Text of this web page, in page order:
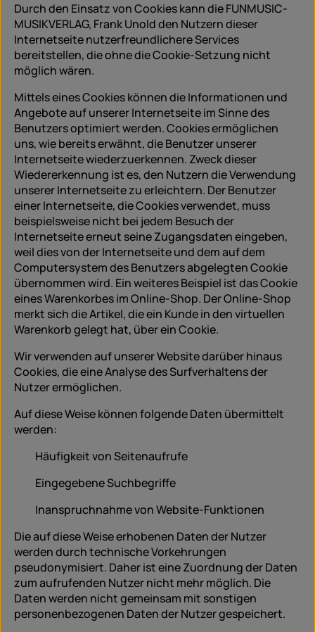
Durch den Einsatz von Cookies kann die FUNMUSIC-
MUSIKVERLAG, Frank Unold den Nutzern dieser
Internetseite nutzerfreundlichere Services
bereitstellen, die ohne die Cookie-Setzung nicht
möglich wären.
Mittels eines Cookies können die Informationen und
Angebote auf unserer Internetseite im Sinne des
Benutzers optimiert werden. Cookies ermöglichen
uns, wie bereits erwähnt, die Benutzer unserer
Internetseite wiederzuerkennen. Zweck dieser
Wiedererkennung ist es, den Nutzern die Verwendung
unserer Internetseite zu erleichtern. Der Benutzer
einer Internetseite, die Cookies verwendet, muss
beispielsweise nicht bei jedem Besuch der
Internetseite erneut seine Zugangsdaten eingeben,
weil dies von der Internetseite und dem auf dem
Computersystem des Benutzers abgelegten Cookie
übernommen wird. Ein weiteres Beispiel ist das Cookie
eines Warenkorbes im Online-Shop. Der Online-Shop
merkt sich die Artikel, die ein Kunde in den virtuellen
Warenkorb gelegt hat, über ein Cookie.
Wir verwenden auf unserer Website darüber hinaus
Cookies, die eine Analyse des Surfverhaltens der
Nutzer ermöglichen.
Auf diese Weise können folgende Daten übermittelt
werden:
Häufigkeit von Seitenaufrufe
Eingegebene Suchbegriffe
Inanspruchnahme von Website-Funktionen
Die auf diese Weise erhobenen Daten der Nutzer
werden durch technische Vorkehrungen
pseudonymisiert. Daher ist eine Zuordnung der Daten
zum aufrufenden Nutzer nicht mehr möglich. Die
Daten werden nicht gemeinsam mit sonstigen
personenbezogenen Daten der Nutzer gespeichert.